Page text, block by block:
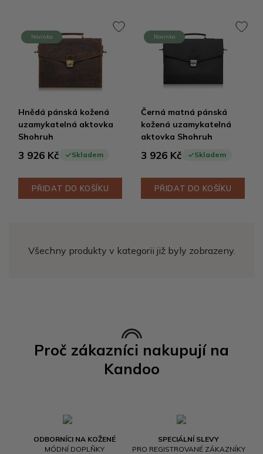
Novinka
Hnědá pánská kožená
uzamykatelná aktovka
Shohruh
3 926 Kč Skladem
PŘIDAT DO KOŠÍKU
Novinka
Černá matná pánská
kožená uzamykatelná
aktovka Shohruh
3 926 Kč Skladem
PŘIDAT DO KOŠÍKU
Všechny produkty v kategorii již byly zobrazeny.
Proč zákazníci nakupují na
Kandoo
ODBORNÍCI NA KOŽENÉ
MÓDNÍ DOPLŇKY
SPECIÁLNÍ SLEVY
PRO REGISTROVANÉ ZÁKAZNÍKY